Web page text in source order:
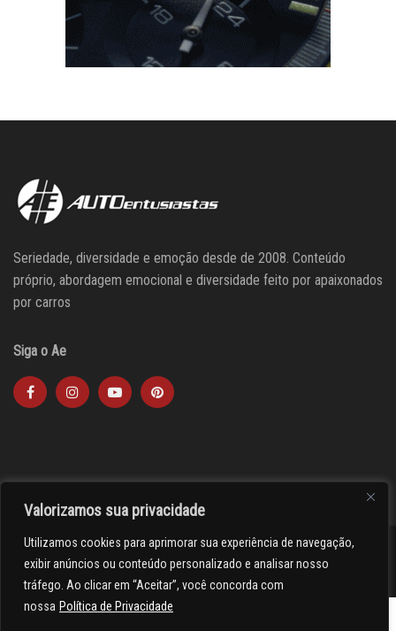
Valorizamos sua privacidade
Utilizamos cookies para aprimorar sua experiência de navegação,
exibir anúncios ou conteúdo personalizado e analisar nosso
tráfego. Ao clicar em “Aceitar”, você concorda com
nossa Política de Privacidade
Seriedade, diversidade e emoção desde de 2008. Conteúdo
próprio, abordagem emocional e diversidade feito por apaixonados
por carros
Siga o Ae
><(((º> 17